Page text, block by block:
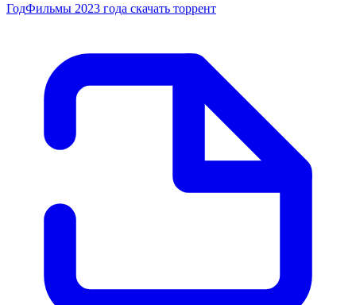
ГодФильмы 2023 года скачать торрент